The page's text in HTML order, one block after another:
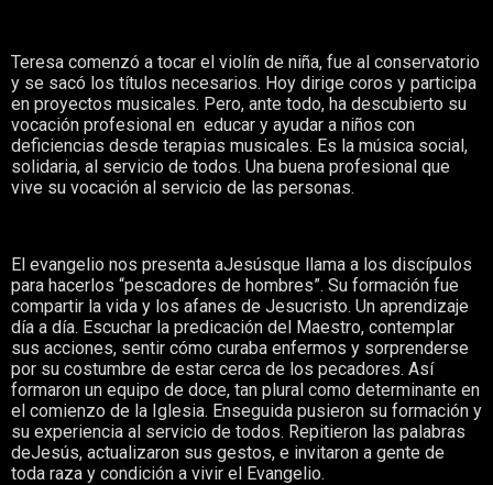
Teresa comenzó a tocar el violín de niña, fue al conservatorio
y se sacó los títulos necesarios. Hoy dirige coros y participa
en proyectos musicales. Pero, ante todo, ha descubierto su
vocación profesional en educar y ayudar a niños con
deficiencias desde terapias musicales. Es la música social,
solidaria, al servicio de todos. Una buena profesional que
vive su vocación al servicio de las personas.
El evangelio nos presenta aJesúsque llama a los discípulos
para hacerlos “pescadores de hombres”. Su formación fue
compartir la vida y los afanes de Jesucristo. Un aprendizaje
día a día. Escuchar la predicación del Maestro, contemplar
sus acciones, sentir cómo curaba enfermos y sorprenderse
por su costumbre de estar cerca de los pecadores. Así
formaron un equipo de doce, tan plural como determinante en
el comienzo de la Iglesia. Enseguida pusieron su formación y
su experiencia al servicio de todos. Repitieron las palabras
deJesús, actualizaron sus gestos, e invitaron a gente de
toda raza y condición a vivir el Evangelio.